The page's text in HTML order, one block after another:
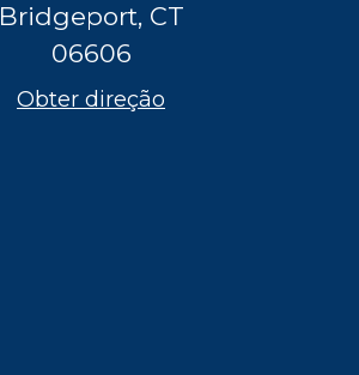
Bridgeport, CT
06606
Obter direção